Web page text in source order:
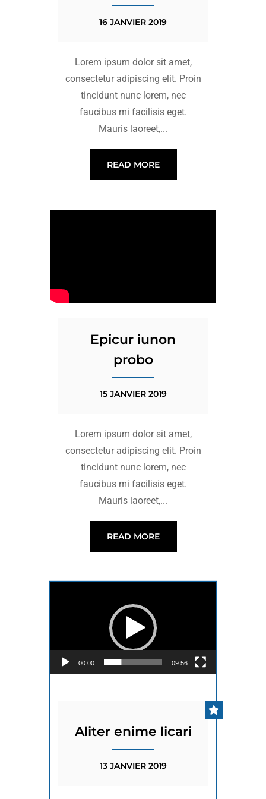
16 JANVIER 2019
Lorem ipsum dolor sit amet,
consectetur adipiscing elit. Proin
tincidunt nunc lorem, nec
faucibus mi facilisis eget.
Mauris laoreet,...
READ MORE
Epicur iunon
probo
15 JANVIER 2019
Lorem ipsum dolor sit amet,
consectetur adipiscing elit. Proin
tincidunt nunc lorem, nec
faucibus mi facilisis eget.
Mauris laoreet,...
READ MORE
Lecteur Vidéo
00:00 09:56
Aliter enime licari
13 JANVIER 2019